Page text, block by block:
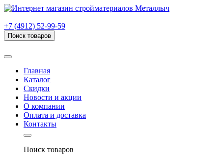
+7 (4912) 52-99-59
Поиск товаров
Главная
Каталог
Скидки
Новости и акции
О компании
Оплата и доставка
Контакты
Поиск товаров